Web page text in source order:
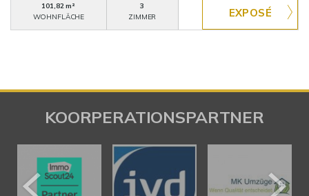
101,82 m²
WOHNFLÄCHE
3
ZIMMER
KOORPERATIONSPARTNER